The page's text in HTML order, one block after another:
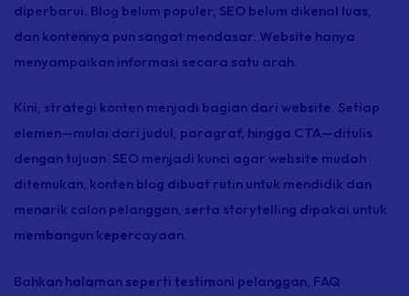
diperbarui. Blog belum populer, SEO belum dikenal luas,
dan kontennya pun sangat mendasar. Website hanya
menyampaikan informasi secara satu arah.
Kini, strategi konten menjadi bagian dari website. Setiap
elemen—mulai dari judul, paragraf, hingga CTA—ditulis
dengan tujuan. SEO menjadi kunci agar website mudah
ditemukan, konten blog dibuat rutin untuk mendidik dan
menarik calon pelanggan, serta storytelling dipakai untuk
membangun kepercayaan.
Bahkan halaman seperti testimoni pelanggan, FAQ